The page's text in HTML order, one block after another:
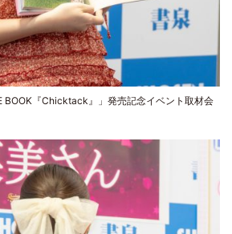
BOOK『Chicktack』」発売記念イベント取材会